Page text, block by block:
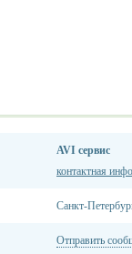
AVI сервис
контактная
Санкт-
Отправить